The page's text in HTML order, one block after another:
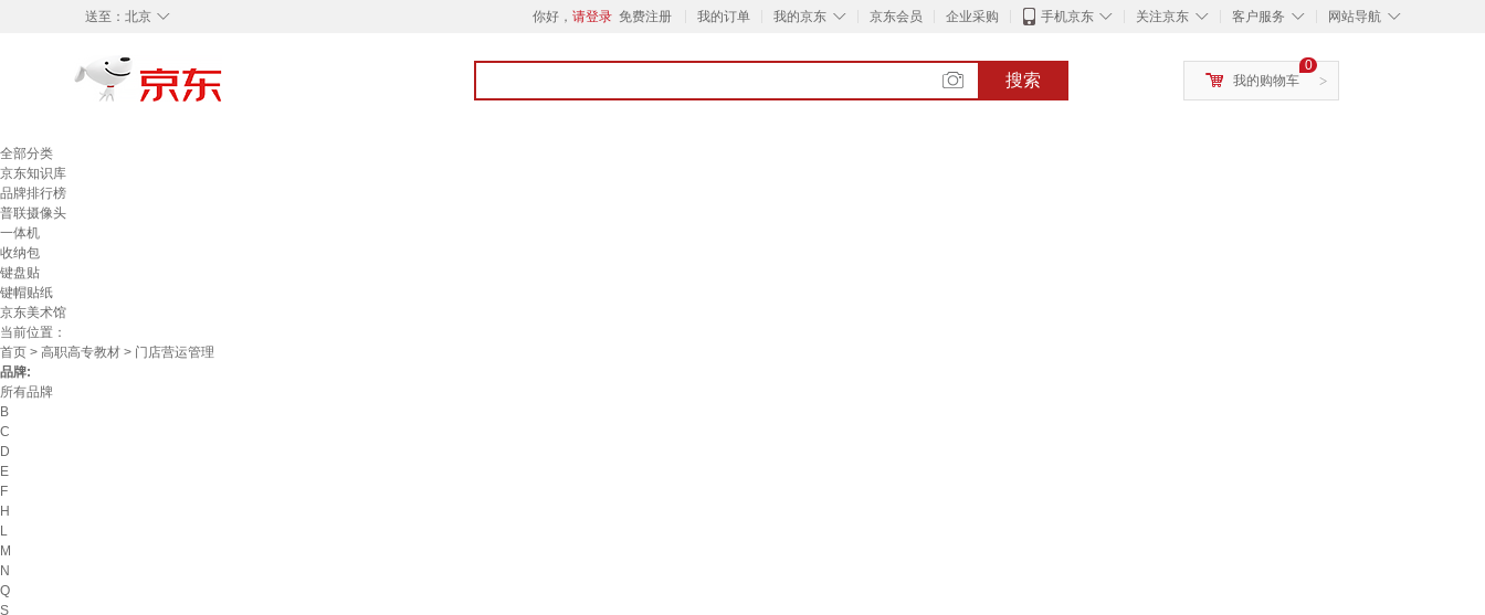
◇
送至： 北京 你好， 请登录 免费注册 我的订单 ◇
我的京东 京东会员 企业采购 ◇
手机京东 ◇
关注京东 ◇
客户服务 ◇
网站导航
搜索 >
0
我的购物车
全部分类
京东知识库
品牌排行榜
普联摄像头
一体机
收纳包
键盘贴
键帽贴纸
京东美术馆
当前位置：
首页 > 高职高专教材 > 门店营运管理
品牌:
所有品牌
B
C
D
E
F
H
L
M
N
Q
S